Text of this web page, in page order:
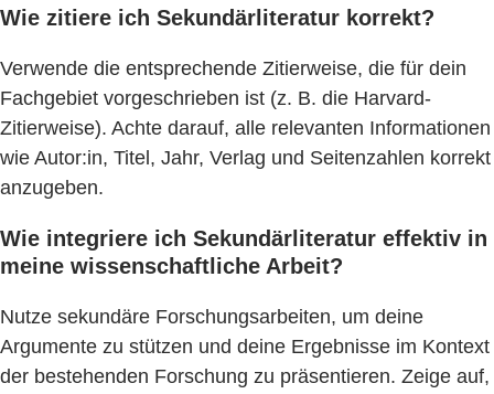
Wie zitiere ich Sekundärliteratur korrekt?
Verwende die entsprechende Zitierweise, die für dein
Fachgebiet vorgeschrieben ist (z. B. die Harvard-
Zitierweise). Achte darauf, alle relevanten Informationen
wie Autor:in, Titel, Jahr, Verlag und Seitenzahlen korrekt
anzugeben.
Wie integriere ich Sekundärliteratur effektiv in
meine wissenschaftliche Arbeit?
Nutze sekundäre Forschungsarbeiten, um deine
Argumente zu stützen und deine Ergebnisse im Kontext
der bestehenden Forschung zu präsentieren. Zeige auf,